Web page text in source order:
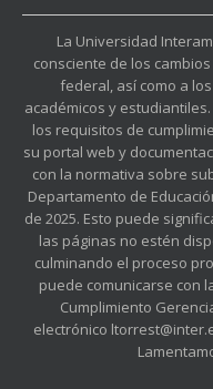
La Universidad
consciente de los
federal, así como a
académicos y
los requisitos de
su portal web y
con la normativa sobre
Departamento de
de 2025. Esto puede
las páginas no estén
culminando el proceso
puede comunicarse con
Cumplimiento
electrónico